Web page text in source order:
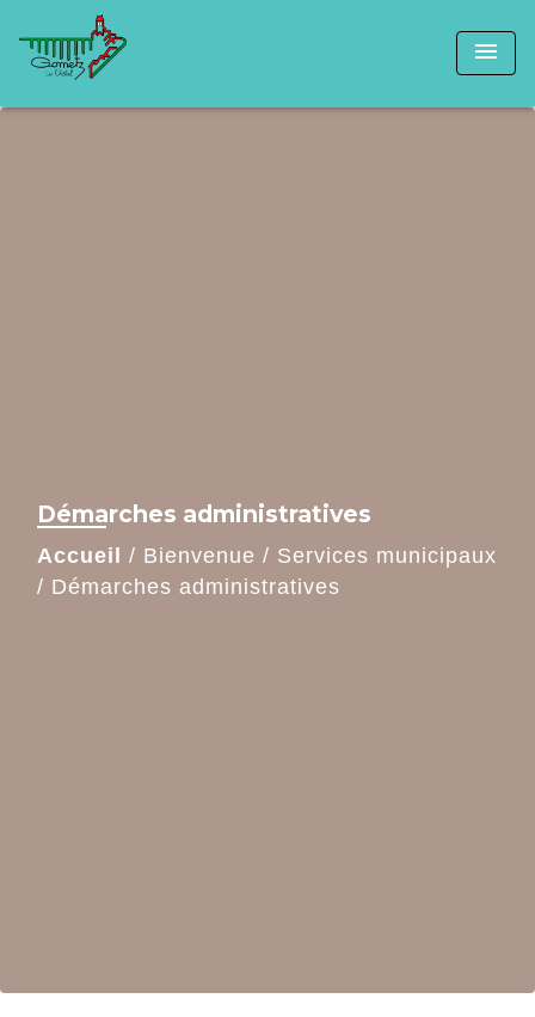
menu
Démarches administratives
Accueil / Bienvenue / Services municipaux
/ Démarches administratives